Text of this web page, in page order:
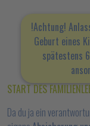
!Achtung!
Geburt eines
spätestens
START DES
Da du ja ein